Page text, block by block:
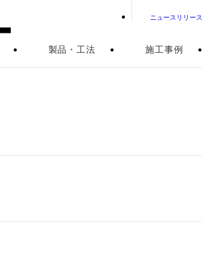
製品・工法 施工事例
ニュースリリース